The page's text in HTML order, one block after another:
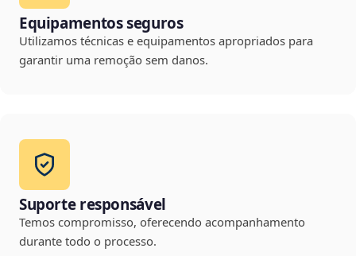
Equipamentos seguros
Utilizamos técnicas e equipamentos apropriados para
garantir uma remoção sem danos.
Suporte responsável
Temos compromisso, oferecendo acompanhamento
durante todo o processo.